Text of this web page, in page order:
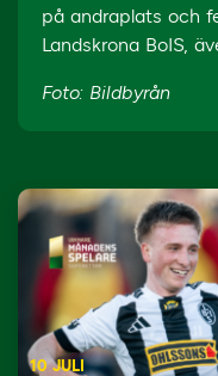
på andraplats och
Landskrona BoIS,
Foto: Bildbyrån
10 JULI